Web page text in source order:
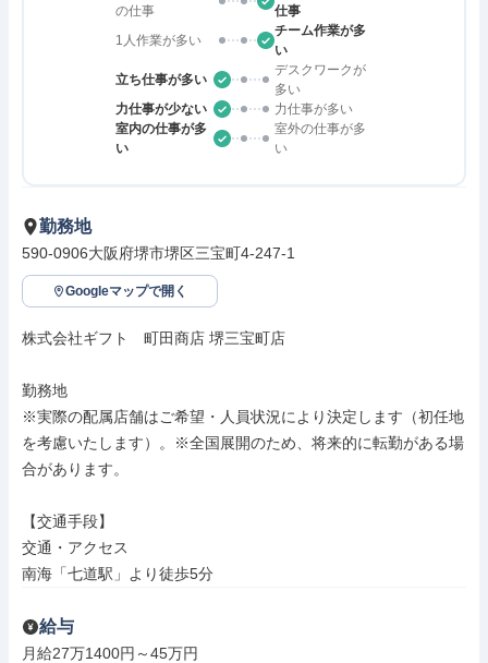
の仕事
仕事
1人作業が多い
チーム作業が多
い
立ち仕事が多い
デスクワークが
多い
力仕事が少ない
力仕事が多い
室内の仕事が多
い
室外の仕事が多
い
勤務地
590-0906大阪府堺市堺区三宝町4-247-1
Googleマップで開く
株式会社ギフト　町田商店 堺三宝町店
勤務地
※実際の配属店舗はご希望・人員状況により決定します（初任地
を考慮いたします）。※全国展開のため、将来的に転勤がある場
合があります。
【交通手段】
交通・アクセス
南海「七道駅」より徒歩5分
給与
月給27万1400円～45万円